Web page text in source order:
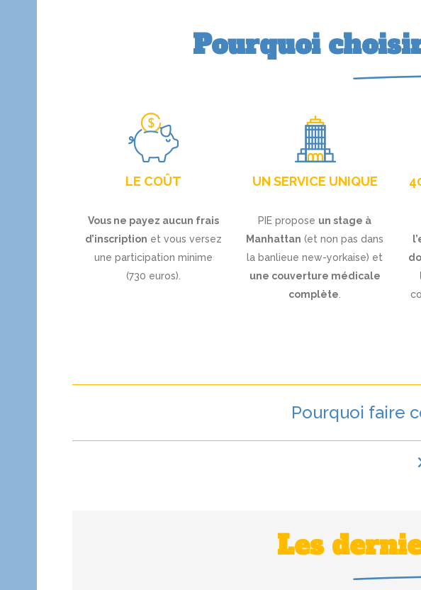
Pourquoi choisir
LE COÛT
Vous ne payez aucun frais
d’inscription et vous versez
une participation minime
(730 euros).
UN SERVICE UNIQUE
PIE propose un stage à
Manhattan (et non pas dans
la banlieue new-yorkaise) et
une couverture médicale
complète
Pourquoi faire
Les